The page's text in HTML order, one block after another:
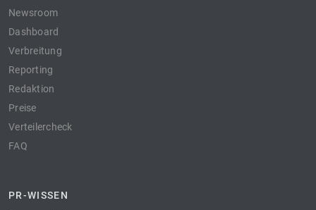
Newsroom
Dashboard
Verbreitung
Reporting
Redaktion
Preise
Verteilercheck
FAQ
PR-WISSEN